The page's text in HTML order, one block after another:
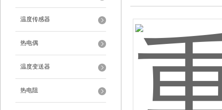
温度传感器
热电偶
温度变送器
热电阻